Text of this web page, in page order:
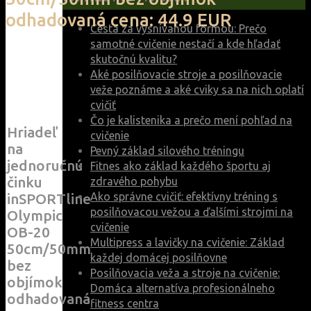
odhadovaná cena: 44.9 EUR
Hriadeľ
na
jednoručnú
činku
inSPORTline
Olympic
OB-20
50cm/50mm
bez
objímok
odhadovaná
Cesta za vysnívanou formou: Prečo
samotné cvičenie nestačí a kde hľadať
skutočnú kvalitu?
Aké posilňovacie stroje a posilňovacie
veže poznáme a aké cviky sa na nich oplatí
cvičiť
Čo je kalistenika a prečo mení pohľad na
cvičenie
Pevný základ silového tréningu
Fitnes ako základ každého športu aj
zdravého pohybu
Ako správne cvičiť: efektívny tréning s
posilňovacou vežou a ďalšími strojmi na
cvičenie
Multipress a lavičky na cvičenie: Základ
každej domácej posilňovne
Posilňovacia veža a stroje na cvičenie:
Domáca alternatíva profesionálneho
fitness centra